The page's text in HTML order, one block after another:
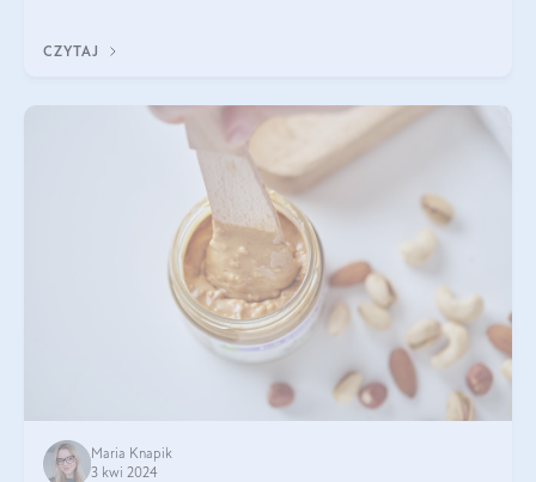
CZYTAJ
Maria Knapik
3 kwi 2024